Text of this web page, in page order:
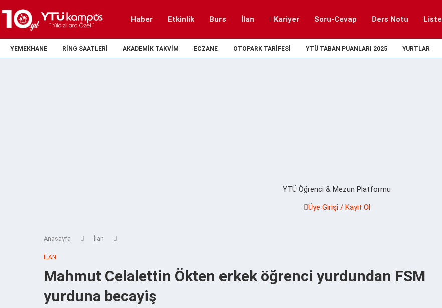
Haber Etkinlik Burs İlan Kariyer Soru-Cevap Ders Notu Liste
YEMEKHANE RING SAATLERI AKADEMIK TAKVIM ECZANE OTOPARK TARIFESI YTÜ TABAN PUANLARI 2025 YURTLAR
YTÜ Öğrenci & Mezun Platformu
Üye Girişi / Kayıt Ol
Anasayfa İlan
İLAN
Mahmut Celalettin Ökten erkek öğrenci yurdundan FSM
yurduna becayiş